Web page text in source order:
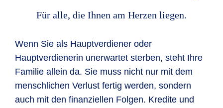
Für alle, die Ihnen am Herzen liegen.
Wenn Sie als Hauptverdiener oder
Hauptverdienerin unerwartet sterben, steht Ihre
Familie allein da. Sie muss nicht nur mit dem
menschlichen Verlust fertig werden, sondern
auch mit den finanziellen Folgen. Kredite und